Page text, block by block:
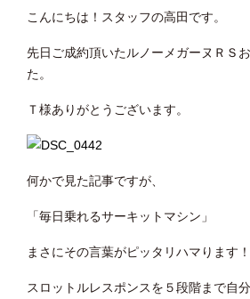
こんにちは！スタッフの高田です。
先日ご成約頂いたルノーメガーヌＲＳ
た。
Ｔ様ありがとうございます。
何かで見た記事ですが、
「毎日乗れるサーキットマシン」
まさにその言葉がピッタリハマります！
スロットルレスポンスを５段階まで自